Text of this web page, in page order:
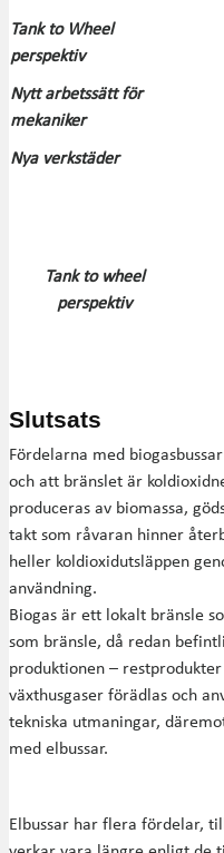
Tank to Wheel
perspektiv
Nytt arbetssätt för
mekaniker
Nya verkstäder
Tank to wheel
perspektiv
Slutsats
Fördelarna med
och att bränslet är
produceras av biomassa,
takt som råvaran hinner
heller koldioxidutsläppen
användning.
Biogas är ett lokalt bränsle
som bränsle, då redan
produktionen –
växthusgaser förädlas och
tekniska utmaningar,
med elbussar.
Elbussar har flera fördelar,